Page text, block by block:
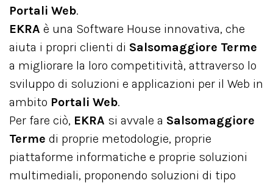
Portali Web.
EKRA è una Software House innovativa, che
aiuta i propri clienti di Salsomaggiore Terme
a migliorare la loro competitività, attraverso lo
sviluppo di soluzioni e applicazioni per il Web in
ambito Portali Web.
Per fare ciò, EKRA si avvale a Salsomaggiore
Terme di proprie metodologie, proprie
piattaforme informatiche e proprie soluzioni
multimediali, proponendo soluzioni di tipo